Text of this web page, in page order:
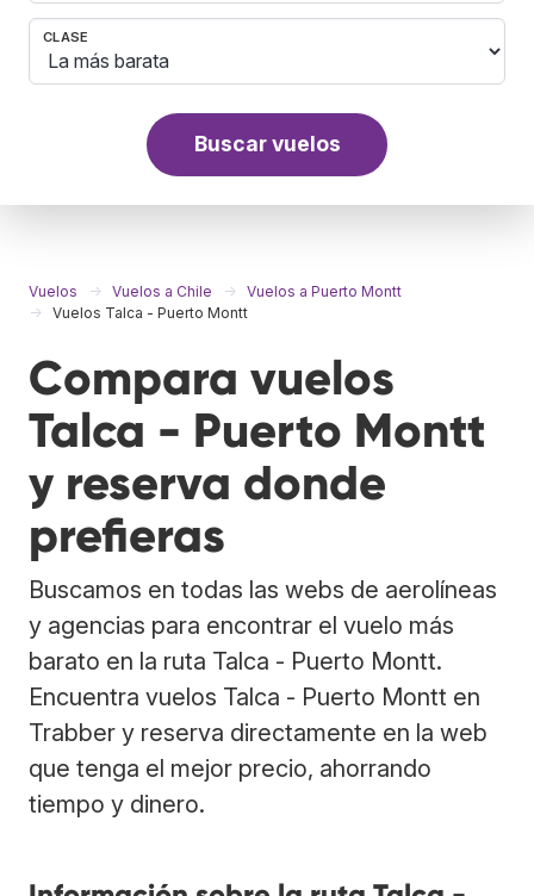
CLASE
Buscar vuelos
Vuelos Vuelos a Chile
Vuelos a Puerto Montt
Vuelos Talca - Puerto Montt
Compara vuelos
Talca - Puerto Montt
y reserva donde
prefieras
Buscamos en todas las webs de aerolíneas
y agencias para encontrar el vuelo más
barato en la ruta Talca - Puerto Montt.
Encuentra vuelos Talca - Puerto Montt en
Trabber y reserva directamente en la web
que tenga el mejor precio, ahorrando
tiempo y dinero.